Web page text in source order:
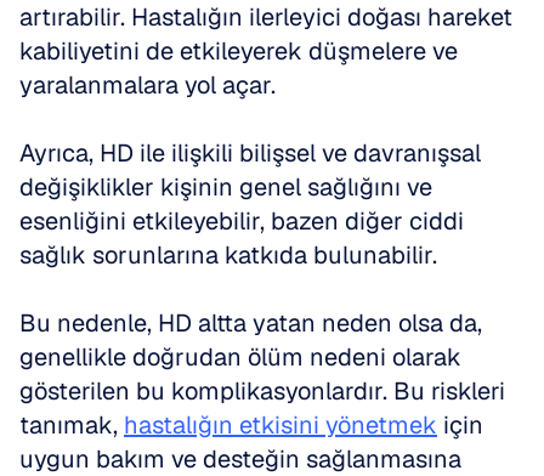
artırabilir. Hastalığın ilerleyici doğası hareket
kabiliyetini de etkileyerek düşmelere ve
yaralanmalara yol açar.
Ayrıca, HD ile ilişkili bilişsel ve davranışsal
değişiklikler kişinin genel sağlığını ve
esenliğini etkileyebilir, bazen diğer ciddi
sağlık sorunlarına katkıda bulunabilir.
Bu nedenle, HD altta yatan neden olsa da,
genellikle doğrudan ölüm nedeni olarak
gösterilen bu komplikasyonlardır. Bu riskleri
tanımak, hastalığın etkisini yönetmek için
uygun bakım ve desteğin sağlanmasına